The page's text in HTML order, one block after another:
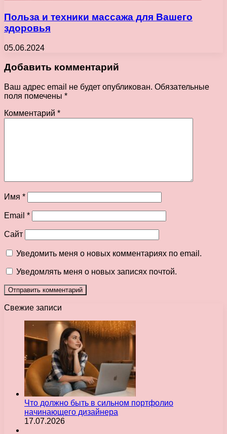
Польза и техники массажа для Вашего
здоровья
05.06.2024
Добавить комментарий
Ваш адрес email не будет опубликован. Обязательные
поля помечены *
Комментарий *
Имя *
Email *
Сайт
Уведомить меня о новых комментариях по email.
Уведомлять меня о новых записях почтой.
Свежие записи
Что должно быть в сильном портфолио
начинающего дизайнера
17.07.2026